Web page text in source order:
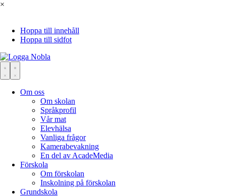
×
Hoppa till innehåll
Hoppa till sidfot
Om oss
Om skolan
Språkprofil
Vår mat
Elevhälsa
Vanliga frågor
Kamerabevakning
En del av AcadeMedia
Förskola
Om förskolan
Inskolning på förskolan
Grundskola